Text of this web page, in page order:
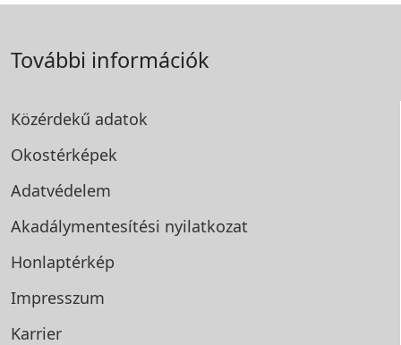
További információk
Közérdekű adatok
Okostérképek
Adatvédelem
Akadálymentesítési nyilatkozat
Honlaptérkép
Impresszum
Karrier